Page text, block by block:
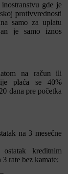
gde je
protivvrednosti
samo za uplatu
je samo iznos
na račun ili
plaća se 40%
dana pre početka
na 3 mesečne
kreditnim
rate bez kamate;